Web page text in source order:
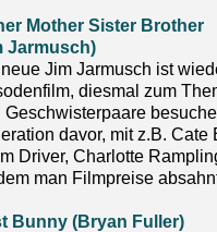
Mother Sister Brother
Jarmusch)
Jim Jarmusch ist
diesmal zum
Geschwisterpaare
davor, mit z.B. Cate
Driver, Charlotte
man Filmpreise
Bunny (Bryan Fuller)